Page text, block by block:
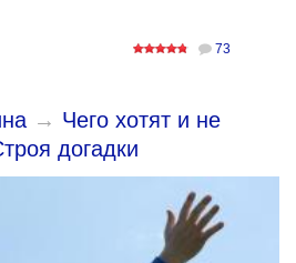
73
→ Чего хотят и не
догадки